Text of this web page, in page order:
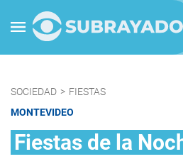
SOCIEDAD > FIESTAS
MONTEVIDEO
Fiestas de la